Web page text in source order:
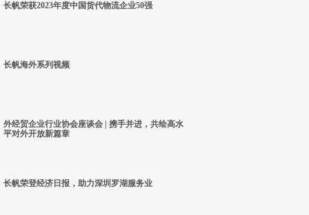
长帆荣获2023年度中国货代物流企业50强
长帆海外系列视频
外经贸企业行业协会座谈会 | 携手并进，共绘高水
平对外开放新篇章
长帆荣登经济日报，助力深圳罗湖服务业